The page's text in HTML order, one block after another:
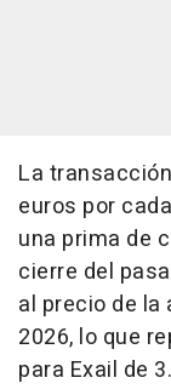
La
euros por
una prima de
cierre del
al precio de la
2026, lo que
para Exail de